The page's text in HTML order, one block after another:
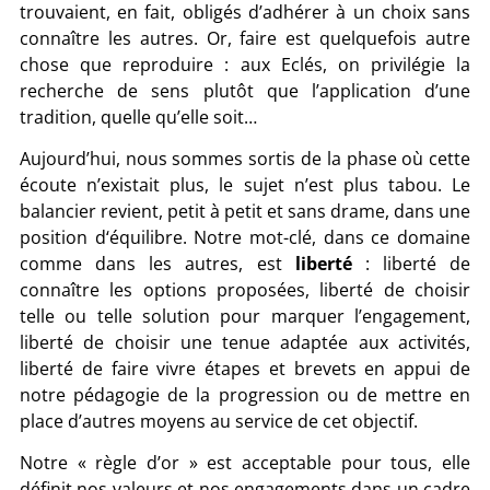
trouvaient, en fait, obligés d’adhérer à un choix sans
connaître les autres. Or, faire est quelquefois autre
chose que reproduire : aux Eclés, on privilégie la
recherche de sens plutôt que l’application d’une
tradition, quelle qu’elle soit…
Aujourd’hui, nous sommes sortis de la phase où cette
écoute n’existait plus, le sujet n’est plus tabou. Le
balancier revient, petit à petit et sans drame, dans une
position d‘équilibre. Notre mot-clé, dans ce domaine
comme dans les autres, est liberté: liberté de
connaître les options proposées, liberté de choisir
telle ou telle solution pour marquer l’engagement,
liberté de choisir une tenue adaptée aux activités,
liberté de faire vivre étapes et brevets en appui de
notre pédagogie de la progression ou de mettre en
place d’autres moyens au service de cet objectif.
Notre « règle d’or » est acceptable pour tous, elle